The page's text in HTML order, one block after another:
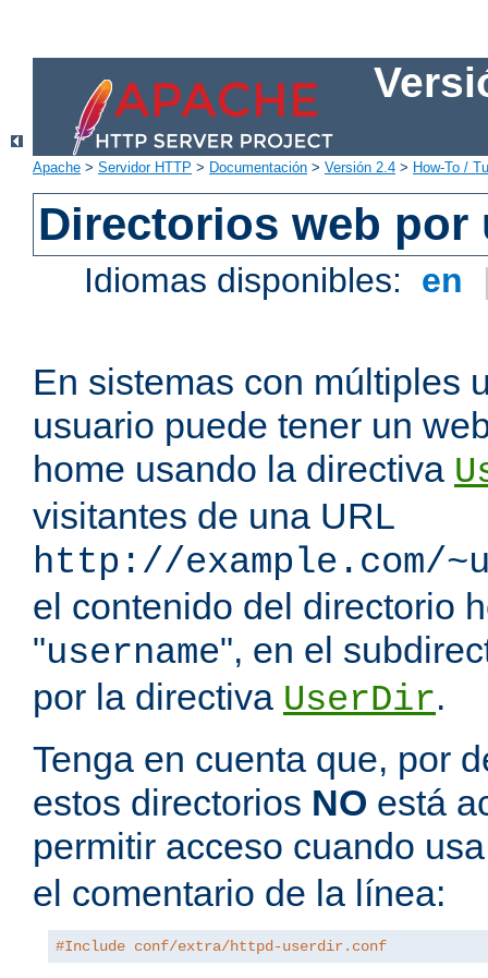
Apache > Servidor HTTP > Documentación > Versión 2.4 > How-To /
Directorios web por
Idiomas disponibles: en
En sistemas con múltiples
usuario puede tener un
home usando la directiva
visitantes de una URL
http://example.com/
el contenido del directorio
"username", en el
por la directiva UserDir.
Tenga en cuenta que, por
estos directorios NO está
permitir acceso cuando
el comentario de la línea:
#Include conf/extra/httpd-userdir.conf